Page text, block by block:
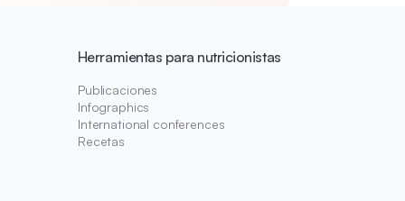
Herramientas para nutricionistas
Publicaciones
Infographics
International conferences
Recetas